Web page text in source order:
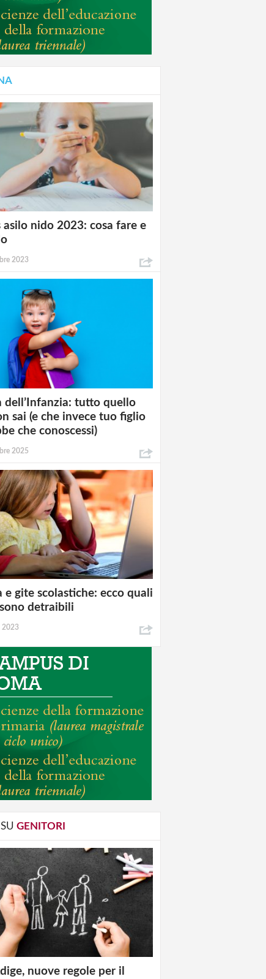
asilo nido 2023: cosa fare e
2023
dell’Infanzia: tutto quello
sai (e che invece tuo figlio
che conoscessi)
2025
e gite scolastiche: ecco quali
detraibili
2023
GENITORI
nuove regole per il